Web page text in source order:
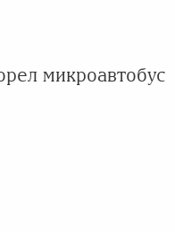
микроавтобус